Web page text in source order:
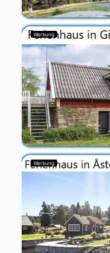
Werbung
Werbung